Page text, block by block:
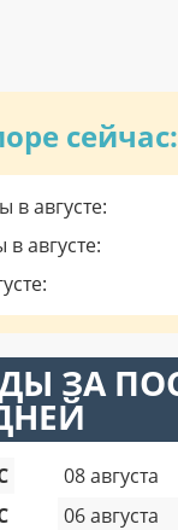
сейчас:
в августе:
августе:
ЗА
08 августа
06 августа